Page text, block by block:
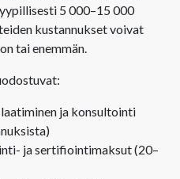
5 000–15 000
kustannukset voivat
tai enemmän.
ja konsultointi
ja sertifiointimaksut (20–